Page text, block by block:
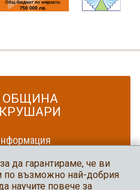
ОБЩИНА
КРУШАРИ
сайта
Крушари
да гарантираме, че ви
по възможно най-добрия
научите повече за